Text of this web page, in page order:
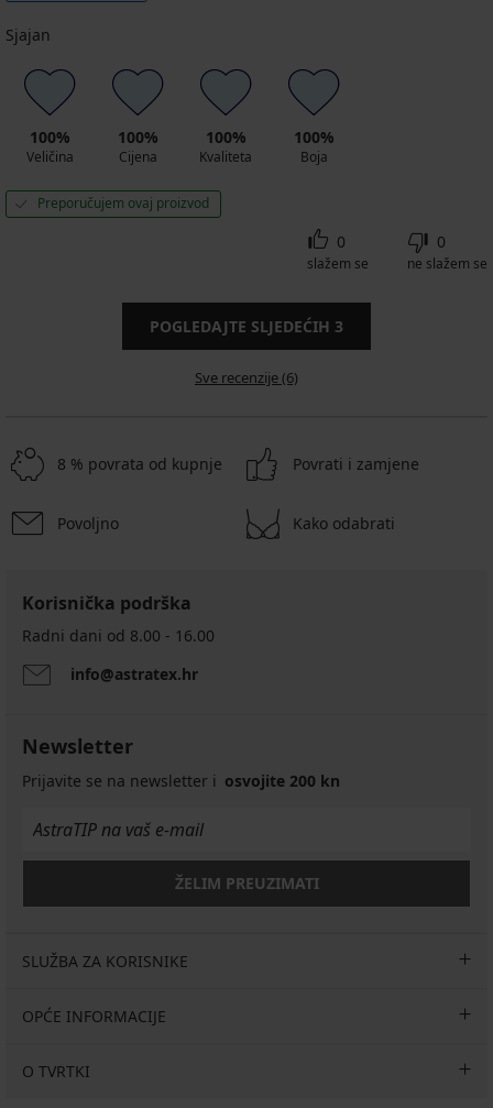
Sjajan
100%
Veličina
100%
Cijena
100%
Kvaliteta
100%
Boja
Preporučujem ovaj proizvod
0
slažem se
0
ne slažem se
POGLEDAJTE SLJEDEĆIH 3
Sve recenzije (6)
8 % povrata od kupnje Povrati i zamjene
Povoljno Kako odabrati
Korisnička podrška
Radni dani od 8.00 - 16.00
info@astratex.hr
Newsletter
Prijavite se na newsletter i osvojite 200 kn
ŽELIM PREUZIMATI
SLUŽBA ZA KORISNIKE
OPĆE INFORMACIJE
O TVRTKI